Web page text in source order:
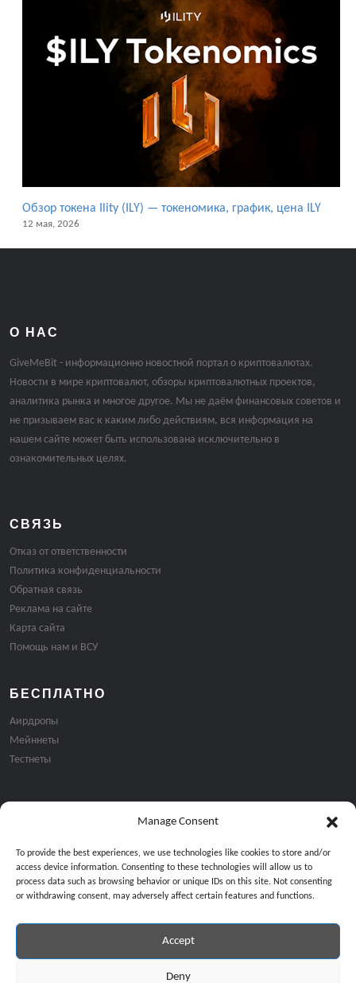
Manage Consent
To provide the best experiences, we use technologies like cookies to store and/or
access device information. Consenting to these technologies will allow us to
process data such as browsing behavior or unique IDs on this site. Not consenting
or withdrawing consent, may adversely affect certain features and functions.
Accept
Deny
Обзор токена Ility (ILY) — токеномика, график, цена ILY
12 мая, 2026
О НАС
GiveMeBit - информационно новостной портал о криптовалютах.
Новости в мире криптовалют, обзоры криптовалютных проектов,
аналитика рынка и многое другое. Мы не даём финансовых советов и
не призываем вас к каким либо действиям, вся информация на
нашем сайте может быть использована исключительно в
ознакомительных целях.
СВЯЗЬ
Отказ от ответственности
Политика конфиденциальности
Обратная связь
Реклама на сайте
Карта сайта
Помощь нам и ВСУ
БЕСПЛАТНО
Аирдропы
Мейннеты
Тестнеты
Подписка на email рассылку:
Продолжая, вы соглашаетесь с нашей политикой
Copyright © 2024 All Rights Reserved by